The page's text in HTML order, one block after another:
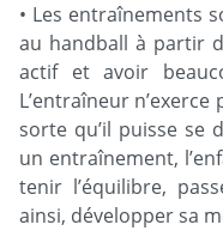
• Les entraînements
au handball à partir
actif et avoir
L’entraîneur
sorte qu’il puisse se
un entraînement,
tenir l’équilibre,
ainsi, développer sa